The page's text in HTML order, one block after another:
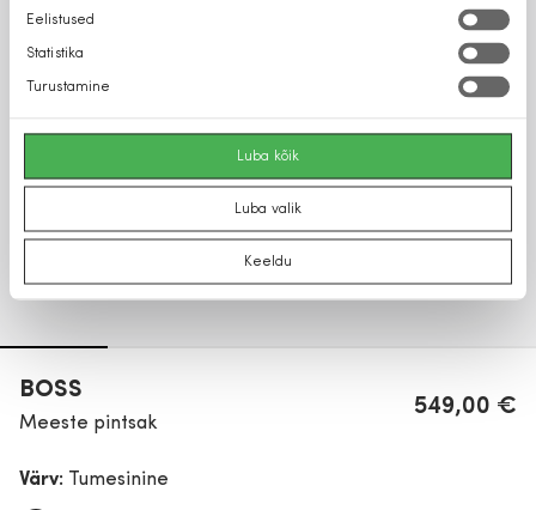
valik
Eelistused
Statistika
Turustamine
Luba kõik
Luba valik
Keeldu
BOSS
Meeste pintsak
549,00 €
Värv: Tumesinine